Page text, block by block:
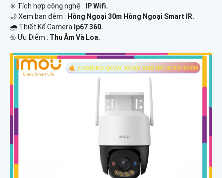
✳️ Tích hợp công nghệ :
IP Wifi.
🌙 Xem ban đêm : Hồng Ngoại 30m Hồng Ngoại Smart IR.
🌧️ Thiết Kế Camera Ip67 360.
️☣️ Ưu Điểm : Thu Âm Và Loa.